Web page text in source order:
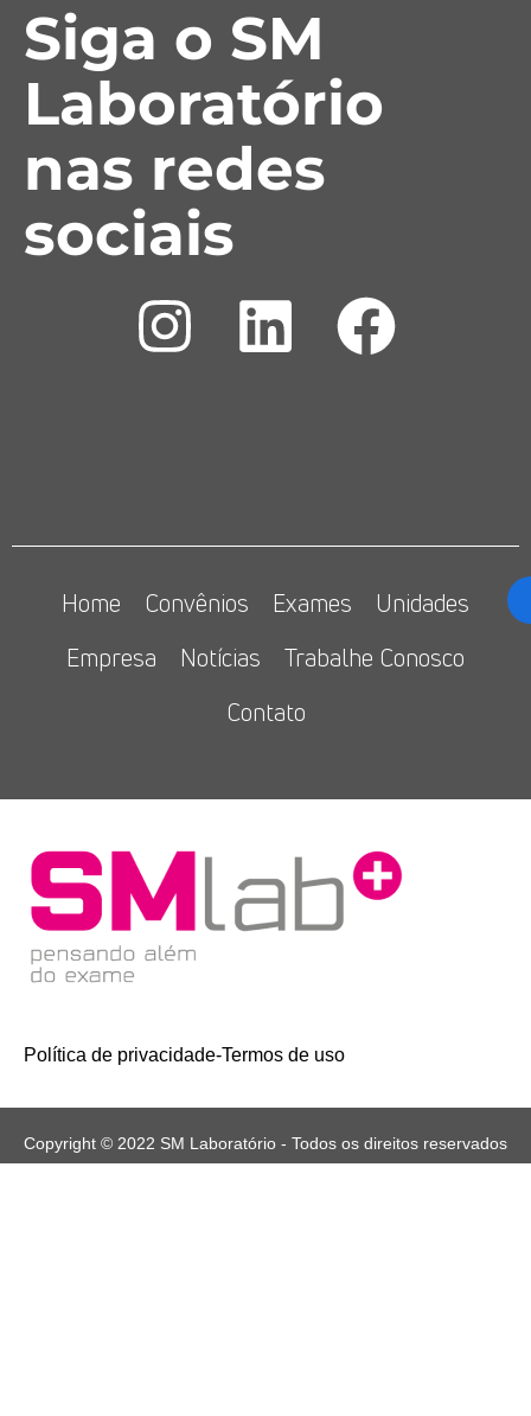
Siga o SM
Laboratório
nas redes
sociais
Home Convênios Exames
Unidades
Empresa
Notícias
Trabalhe Conosco
Contato
Política de privacidade-Termos de uso
Copyright © 2022 SM Laboratório - Todos os direitos reservados